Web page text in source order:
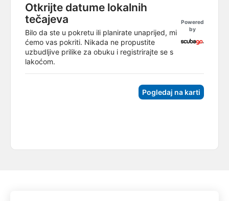
Otkrijte datume lokalnih
tečajeva
Bilo da ste u pokretu ili planirate unaprijed, mi
ćemo vas pokriti. Nikada ne propustite
uzbudljive prilike za obuku i registrirajte se s
lakoćom.
Powered
by
Pogledaj na karti